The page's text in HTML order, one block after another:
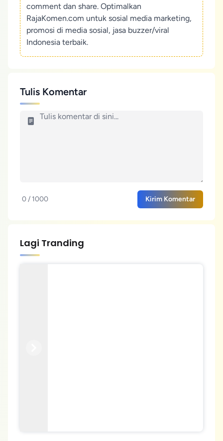
comment dan share. Optimalkan
RajaKomen.com untuk sosial media marketing,
promosi di media sosial, jasa buzzer/viral
Indonesia terbaik.
Tulis Komentar
0 / 1000 Kirim Komentar
Lagi Tranding